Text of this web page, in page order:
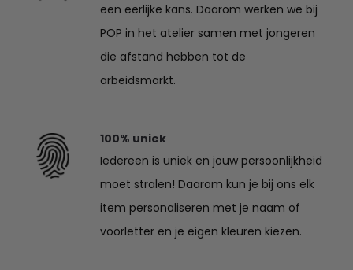
een eerlijke kans. Daarom werken we bij
POP in het atelier samen met jongeren
die afstand hebben tot de
arbeidsmarkt.
100% uniek
Iedereen is uniek en jouw persoonlijkheid
moet stralen! Daarom kun je bij ons elk
item personaliseren met je naam of
voorletter en je eigen kleuren kiezen.